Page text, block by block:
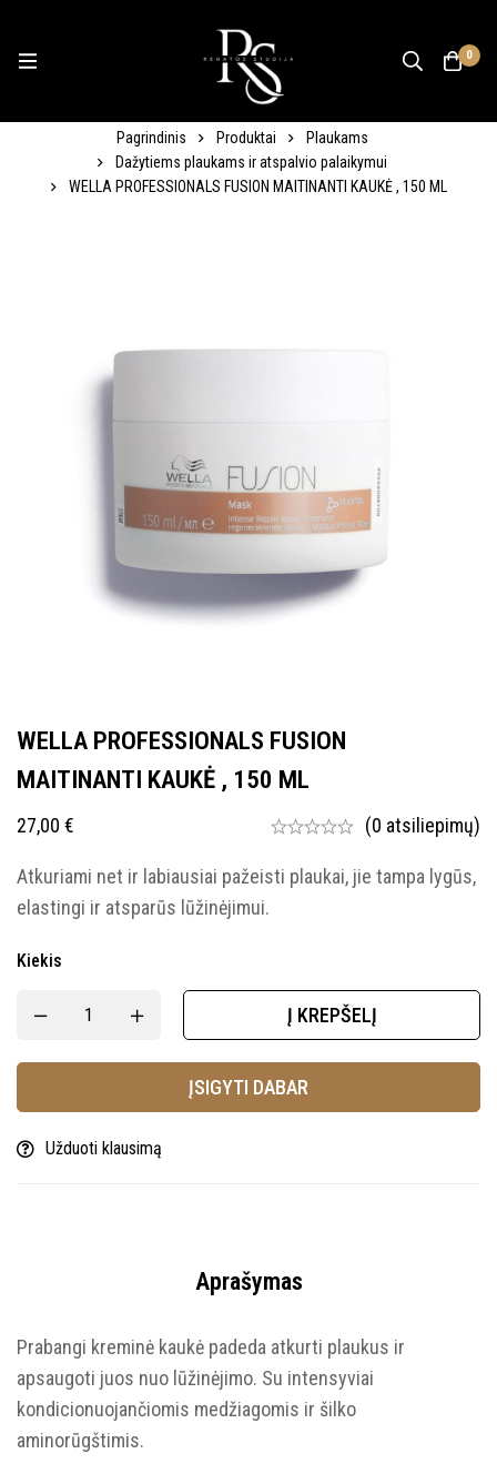
0
Pagrindinis Produktai
Plaukams
Dažytiems plaukams ir atspalvio palaikymui
WELLA PROFESSIONALS FUSION MAITINANTI KAUKĖ , 150 ML
WELLA PROFESSIONALS FUSION
MAITINANTI KAUKĖ , 150 ML
27,00 € (0 atsiliepimų)
Atkuriami net ir labiausiai pažeisti plaukai, jie tampa lygūs,
elastingi ir atsparūs lūžinėjimui.
Kiekis
Į KREPŠELĮ
ĮSIGYTI DABAR
Užduoti klausimą
Aprašymas
Prabangi kreminė kaukė padeda atkurti plaukus ir
apsaugoti juos nuo lūžinėjimo. Su intensyviai
kondicionuojančiomis medžiagomis ir šilko
aminorūgštimis.